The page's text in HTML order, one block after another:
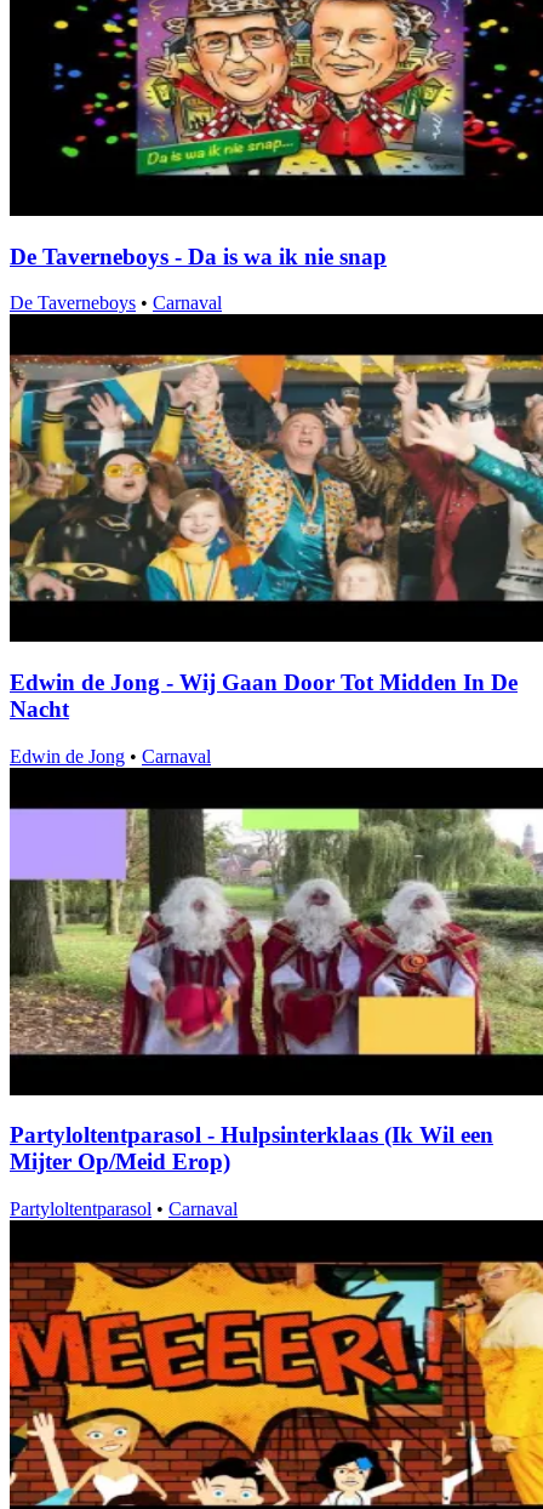
De Taverneboys - Da is wa ik nie snap
De Taverneboys • Carnaval
Edwin de Jong - Wij Gaan Door Tot Midden In De
Nacht
Edwin de Jong • Carnaval
Partyloltentparasol - Hulpsinterklaas (Ik Wil een
Mijter Op/Meid Erop)
Partyloltentparasol • Carnaval